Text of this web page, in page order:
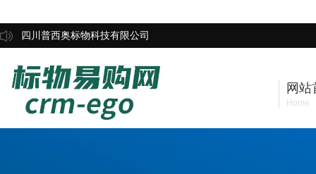
四川普西奥标物科技有限公司
网站
Home